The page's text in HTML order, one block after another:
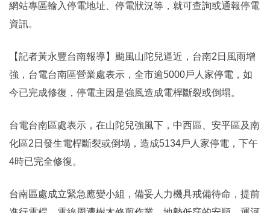
網站專區輸入停電地址、停電狀況等，就可查詢或通報停電
資訊。
【記者黃永豐台南報導】颱風山陀兒逼近，台南2日風雨增
強，台電台南區營業處表示，全市逾5000戶人家停電，如
今已完成修復，停電主因是強風造成電桿斷裂或倒塌。
台電台南區處表示，在山陀兒強風下，中西區、安平區及南
化區2日發生電桿斷裂或倒塌，造成5134戶人家停電，下午
4時已完全修復。
台南區處成立緊急應變小組，備妥人力機具戒備待命，提前